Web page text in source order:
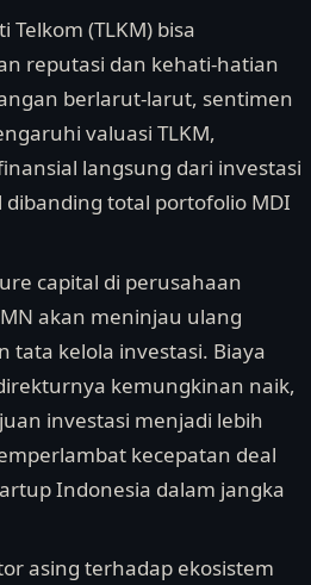
(TLKM) bisa
reputasi dan kehati-hatian
berlarut-larut, sentimen
valuasi TLKM,
langsung dari investasi
dibanding total portofolio MDI
capital di perusahaan
akan meninjau ulang
tata kelola investasi. Biaya
kemungkinan naik,
investasi menjadi lebih
kecepatan deal
Indonesia dalam jangka
asing terhadap ekosistem